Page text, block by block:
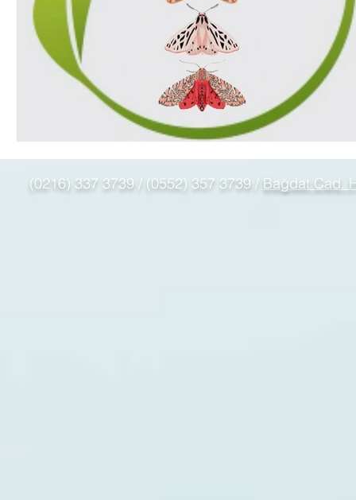
(0216) 337 3739 / (0552) 357 3739 / Bağdat Cad.